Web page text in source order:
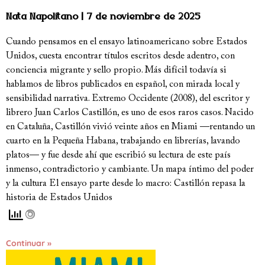
Nata Napolitano 7 de noviembre de 2025
Cuando pensamos en el ensayo latinoamericano sobre Estados
Unidos, cuesta encontrar títulos escritos desde adentro, con
conciencia migrante y sello propio. Más difícil todavía si
hablamos de libros publicados en español, con mirada local y
sensibilidad narrativa. Extremo Occidente (2008), del escritor y
librero Juan Carlos Castillón, es uno de esos raros casos. Nacido
en Cataluña, Castillón vivió veinte años en Miami —rentando un
cuarto en la Pequeña Habana, trabajando en librerías, lavando
platos— y fue desde ahí que escribió su lectura de este país
inmenso, contradictorio y cambiante. Un mapa íntimo del poder
y la cultura El ensayo parte desde lo macro: Castillón repasa la
historia de Estados Unidos
Continuar »